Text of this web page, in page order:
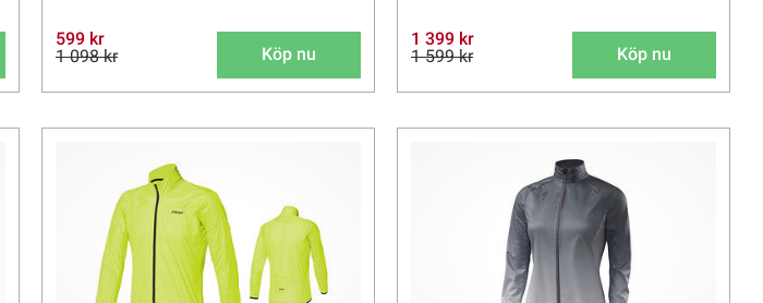
599 kr
1 098 kr
Köp nu
1 399 kr
1 599 kr
Köp nu